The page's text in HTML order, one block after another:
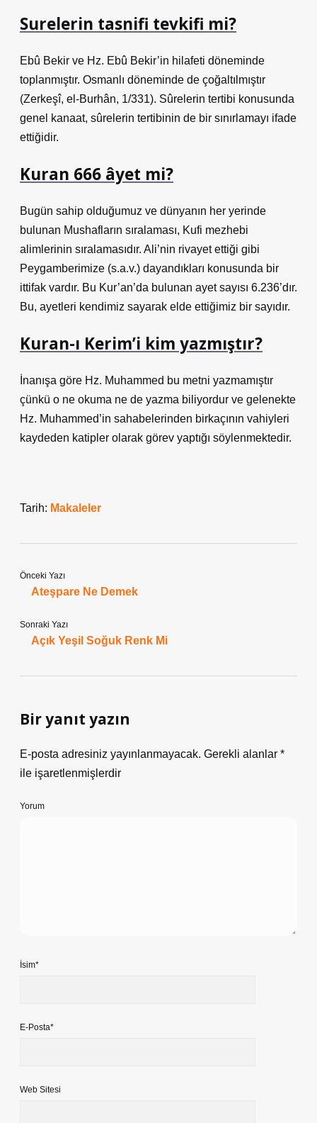
Surelerin tasnifi tevkifi mi?
Ebû Bekir ve Hz. Ebû Bekir’in hilafeti döneminde
toplanmıştır. Osmanlı döneminde de çoğaltılmıştır
(Zerkeşî, el-Burhân, 1/331). Sûrelerin tertibi konusunda
genel kanaat, sûrelerin tertibinin de bir sınırlamayı ifade
ettiğidir.
Kuran 666 âyet mi?
Bugün sahip olduğumuz ve dünyanın her yerinde
bulunan Mushafların sıralaması, Kufi mezhebi
alimlerinin sıralamasıdır. Ali’nin rivayet ettiği gibi
Peygamberimize (s.a.v.) dayandıkları konusunda bir
ittifak vardır. Bu Kur’an’da bulunan ayet sayısı 6.236’dır.
Bu, ayetleri kendimiz sayarak elde ettiğimiz bir sayıdır.
Kuran-ı Kerim’i kim yazmıştır?
İnanışa göre Hz. Muhammed bu metni yazmamıştır
çünkü o ne okuma ne de yazma biliyordur ve gelenekte
Hz. Muhammed’in sahabelerinden birkaçının vahiyleri
kaydeden katipler olarak görev yaptığı söylenmektedir.
Tarih: Makaleler
Önceki Yazı
Ateşpare Ne Demek
Sonraki Yazı
Açık Yeşil Soğuk Renk Mi
Bir yanıt yazın
E-posta adresiniz yayınlanmayacak. Gerekli alanlar *
ile işaretlenmişlerdir
Yorum
İsim*
E-Posta*
Web Sitesi